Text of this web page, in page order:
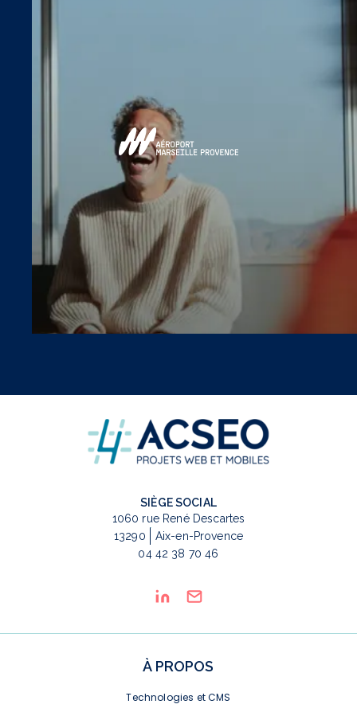
SIÈGE SOCIAL
1060 rue René Descartes
13290
Aix-en-Provence
04 42 38 70 46
À PROPOS
Technologies et CMS